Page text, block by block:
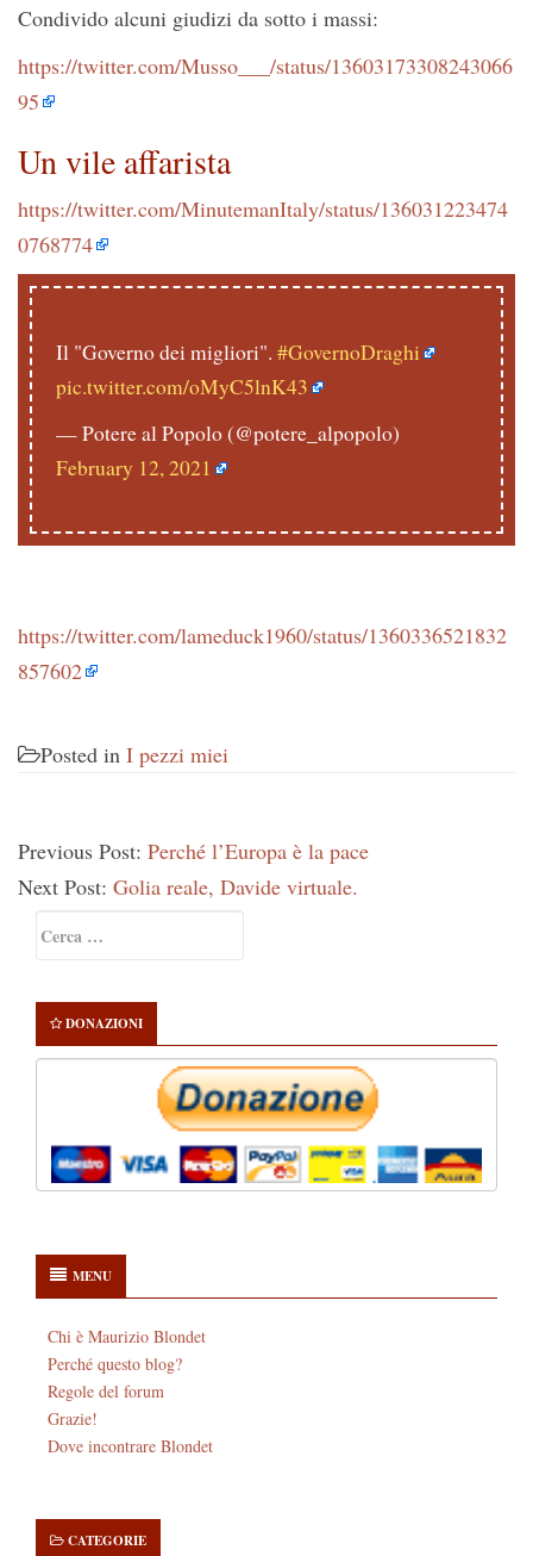
Condivido alcuni giudizi da sotto i massi:
https://twitter.com/Musso___/status/13603173308243066
95
Un vile affarista
https://twitter.com/MinutemanItaly/status/136031223474
0768774
Il "Governo dei migliori". #GovernoDraghi
pic.twitter.com/oMyC5lnK43
— Potere al Popolo (@potere_alpopolo)
February 12, 2021
https://twitter.com/lameduck1960/status/1360336521832
857602
Posted in I pezzi miei
Previous Post: Perché l’Europa è la pace
Next Post: Golia reale, Davide virtuale.
Sidebar
per:
DONAZIONI
MENU
Chi è Maurizio Blondet
Perché questo blog?
Regole del forum
Grazie!
Dove incontrare Blondet
CATEGORIE